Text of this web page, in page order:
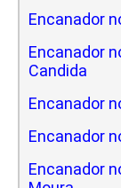
Encanador
Encanador
Candida
Encanador
Encanador
Encanador